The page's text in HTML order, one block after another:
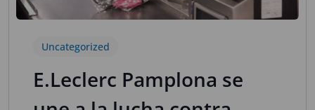
Uncategorized
E.Leclerc Pamplona se